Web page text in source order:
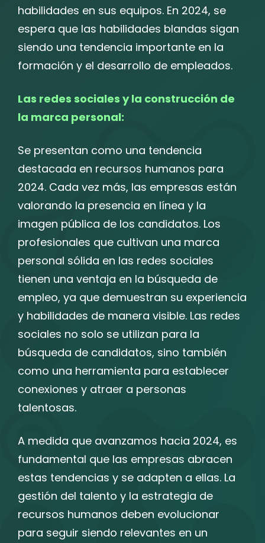
habilidades en sus equipos. En 2024, se
espera que las habilidades blandas sigan
siendo una tendencia importante en la
formación y el desarrollo de empleados.
Las redes sociales y la construcción de
la marca personal:
Se presentan como una tendencia
destacada en recursos humanos para
2024. Cada vez más, las empresas están
valorando la presencia en línea y la
imagen pública de los candidatos. Los
profesionales que cultivan una marca
personal sólida en las redes sociales
tienen una ventaja en la búsqueda de
empleo, ya que demuestran su experiencia
y habilidades de manera visible. Las redes
sociales no solo se utilizan para la
búsqueda de candidatos, sino también
como una herramienta para establecer
conexiones y atraer a personas
talentosas.
A medida que avanzamos hacia 2024, es
fundamental que las empresas abracen
estas tendencias y se adapten a ellas. La
gestión del talento y la estrategia de
recursos humanos deben evolucionar
para seguir siendo relevantes en un